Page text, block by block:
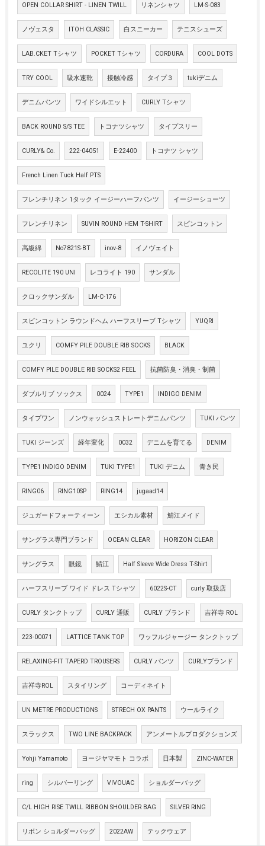
OPEN COLLAR SHIRT - LINEN TWILL リネンシャツ LM-S-083
ノヴェスタ ITOH CLASSIC 白スニーカー テニスシューズ
LAB.CKET Tシャツ POCKET Tシャツ CORDURA COOL DOTS
TRY COOL 吸水速乾 接触冷感 タイプ３ tukiデニム
デニムパンツ ワイドシルエット CURLY Tシャツ
BACK ROUND S/S TEE トコナツシャツ タイプスリー
CURLY& Co. 222-04051 E-22400 トコナツ シャツ
French Linen Tuck Half PTS
フレンチリネン 1タック イージーハーフパンツ イージーショーツ
フレンチリネン SUVIN ROUND HEM T-SHIRT スビンコットン
高級綿 No7821S-BT inov-8 イノヴェイト
RECOLITE 190 UNI レコライト 190 サンダル
クロックサンダル LM-C-176
スビンコットン ラウンドヘム ハーフスリーブ Tシャツ YUQRI
ユクリ COMFY PILE DOUBLE RIB SOCKS BLACK
COMFY PILE DOUBLE RIB SOCKS2 FEEL 抗菌防臭・消臭・制菌
ダブルリブ ソックス 0024 TYPE1 INDIGO DENIM
タイプワン ノンウォッシュストレートデニムパンツ TUKI パンツ
TUKI ジーンズ 経年変化 0032 デニムを育てる DENIM
TYPE1 INDIGO DENIM TUKI TYPE1 TUKI デニム 青き民
RING06 RING10SP RING14 jugaad14
ジュガードフォーティーン エシカル素材 鯖江メイド
サングラス専門ブランド OCEAN CLEAR HORIZON CLEAR
サングラス 眼鏡 鯖江 Half Sleeve Wide Dress T-Shirt
ハーフスリーブ ワイド ドレス Tシャツ 6022S-CT curly 取扱店
CURLY タンクトップ CURLY 通販 CURLY ブランド 吉祥寺 ROL
223-00071 LATTICE TANK TOP ワッフルジャージー タンクトップ
RELAXING-FIT TAPERD TROUSERS CURLY パンツ CURLYブランド
吉祥寺ROL スタイリング コーディネイト
UN METRE PRODUCTIONS STRECH OX PANTS ウールライク
スラックス TWO LINE BACKPACK アンメートルプロダクションズ
Yohji Yamamoto ヨージヤマモト コラボ 日本製 ZINC-WATER
ring シルバーリング VIVOUAC ショルダーバッグ
C/L HIGH RISE TWILL RIBBON SHOULDER BAG SILVER RING
リボン ショルダーバッグ 2022AW テックウェア